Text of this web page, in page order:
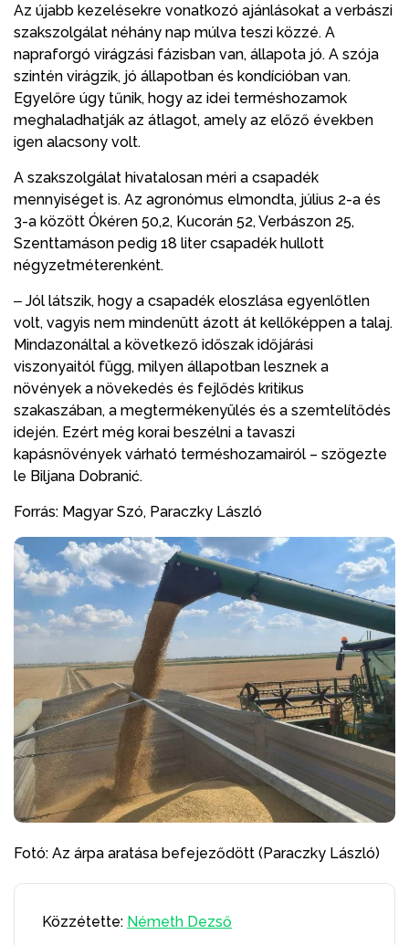
Az újabb kezelésekre vonatkozó ajánlásokat a verbászi
szakszolgálat néhány nap múlva teszi közzé. A
napraforgó virágzási fázisban van, állapota jó. A szója
szintén virágzik, jó állapotban és kondícióban van.
Egyelőre úgy tűnik, hogy az idei terméshozamok
meghaladhatják az átlagot, amely az előző években
igen alacsony volt.
A szakszolgálat hivatalosan méri a csapadék
mennyiséget is. Az agronómus elmondta, július 2-a és
3-a között Ókéren 50,2, Kucorán 52, Verbászon 25,
Szenttamáson pedig 18 liter csapadék hullott
négyzetméterenként.
‒ Jól látszik, hogy a csapadék eloszlása egyenlőtlen
volt, vagyis nem mindenütt ázott át kellőképpen a talaj.
Mindazonáltal a következő időszak időjárási
viszonyaitól függ, milyen állapotban lesznek a
növények a növekedés és fejlődés kritikus
szakaszában, a megtermékenyülés és a szemtelítődés
idején. Ezért még korai beszélni a tavaszi
kapásnövények várható terméshozamairól – szögezte
le Biljana Dobranić.
Forrás: Magyar Szó, Paraczky László
Fotó: Az árpa aratása befejeződött (Paraczky László)
Közzétette: Németh Dezső